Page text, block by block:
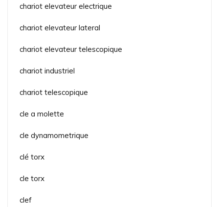
chariot elevateur electrique
chariot elevateur lateral
chariot elevateur telescopique
chariot industriel
chariot telescopique
cle a molette
cle dynamometrique
clé torx
cle torx
clef